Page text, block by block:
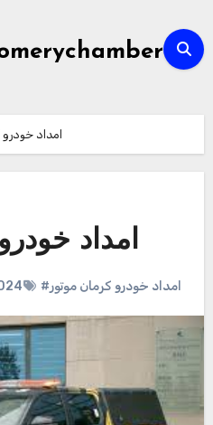
امداد خودرو
امداد
#امداد خودرو کرمان موتور